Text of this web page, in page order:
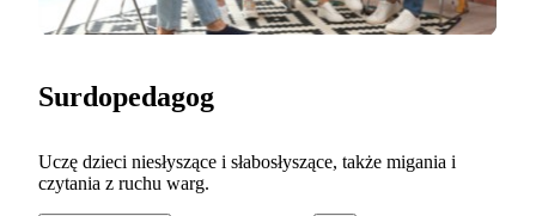
Surdopedagog
Uczę dzieci niesłyszące i słabosłyszące, także migania i
czytania z ruchu warg.